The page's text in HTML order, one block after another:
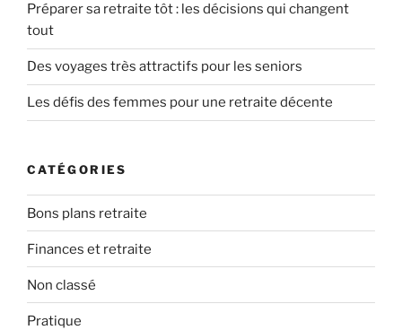
Préparer sa retraite tôt : les décisions qui changent
tout
Des voyages très attractifs pour les seniors
Les défis des femmes pour une retraite décente
CATÉGORIES
Bons plans retraite
Finances et retraite
Non classé
Pratique